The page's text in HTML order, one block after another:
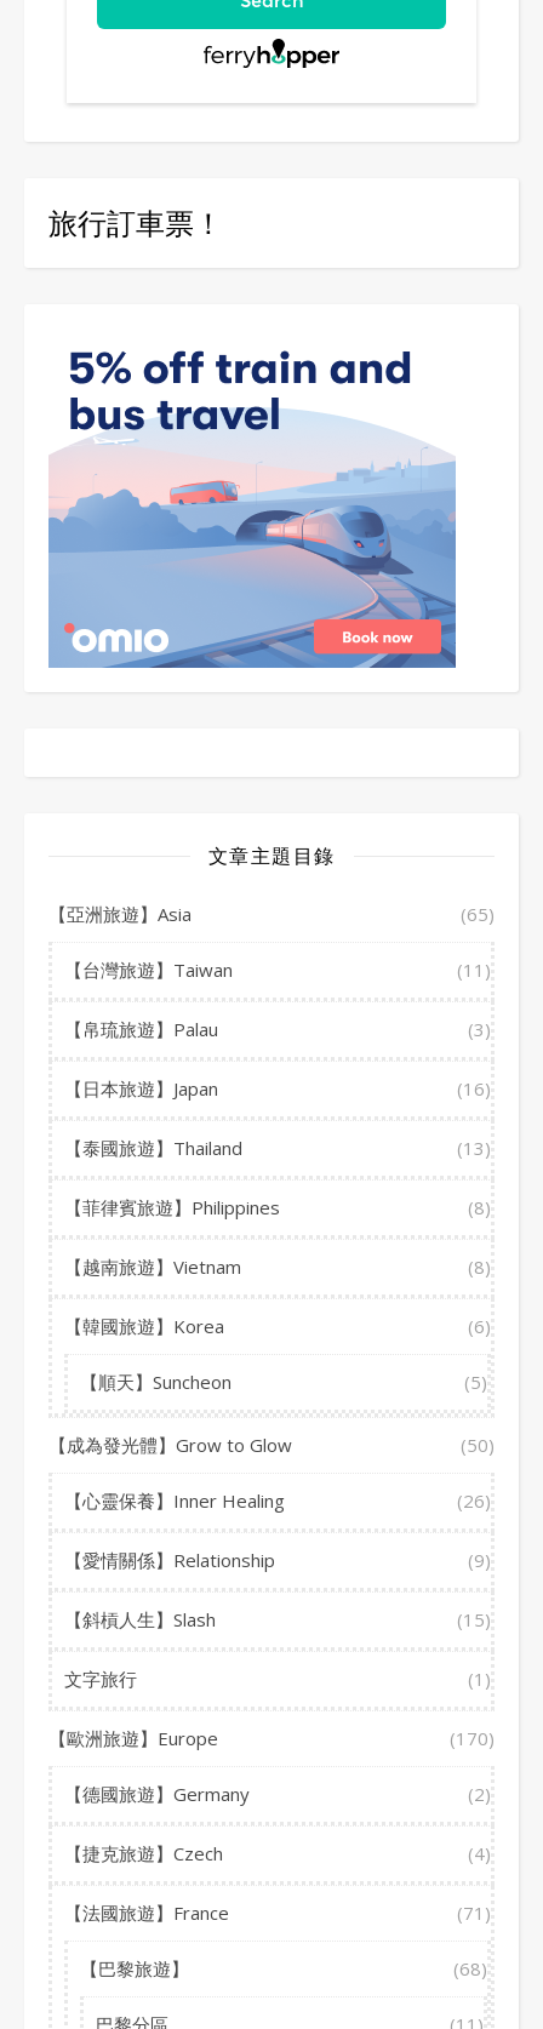
旅行訂車票！
文章主題目錄
【亞洲旅遊】Asia (65)
【台灣旅遊】Taiwan (11)
【帛琉旅遊】Palau (3)
【日本旅遊】Japan (16)
【泰國旅遊】Thailand (13)
【菲律賓旅遊】Philippines (8)
【越南旅遊】Vietnam (8)
【韓國旅遊】Korea (6)
【順天】Suncheon (5)
【成為發光體】Grow to Glow (50)
【心靈保養】Inner Healing (26)
【愛情關係】Relationship (9)
【斜槓人生】Slash (15)
文字旅行 (1)
【歐洲旅遊】Europe (170)
【德國旅遊】Germany (2)
【捷克旅遊】Czech (4)
【法國旅遊】France (71)
【巴黎旅遊】 (68)